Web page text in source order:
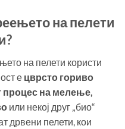
на пелети
на пелети користи
е цврсто гориво
процес на мелење,
или некој друг „био“
дрвени пелети, кои